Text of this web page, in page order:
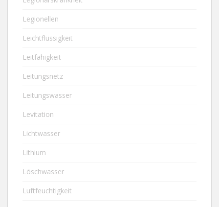
Legionellen
Leichtflüssigkeit
Leitfähigkeit
Leitungsnetz
Leitungswasser
Levitation
Lichtwasser
Lithium
Löschwasser
Luftfeuchtigkeit